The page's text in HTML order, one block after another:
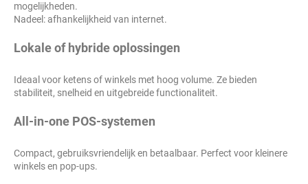
mogelijkheden.
Nadeel: afhankelijkheid van internet.
Lokale of hybride oplossingen
Ideaal voor ketens of winkels met hoog volume. Ze bieden
stabiliteit, snelheid en uitgebreide functionaliteit.
All-in-one POS-systemen
Compact, gebruiksvriendelijk en betaalbaar. Perfect voor kleinere
winkels en pop-ups.